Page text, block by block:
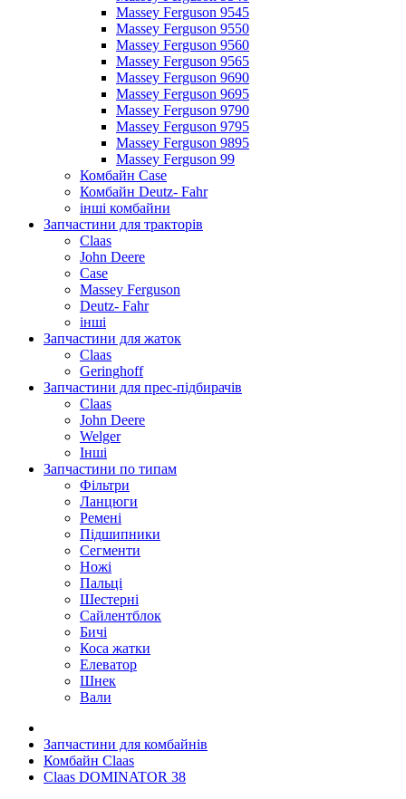
Massey Ferguson 9545
Massey Ferguson 9550
Massey Ferguson 9560
Massey Ferguson 9565
Massey Ferguson 9690
Massey Ferguson 9695
Massey Ferguson 9790
Massey Ferguson 9795
Massey Ferguson 9895
Massey Ferguson 99
Комбайн Case
Комбайн Deutz- Fahr
інші комбайни
Запчастини для тракторів
Claas
John Deere
Case
Massey Ferguson
Deutz- Fahr
інші
Запчастини для жаток
Claas
Geringhoff
Запчастини для прес-підбирачів
Claas
John Deere
Welger
Інші
Запчастини по типам
Фільтри
Ланцюги
Ремені
Підшипники
Сегменти
Ножі
Пальці
Шестерні
Сайлентблок
Бичі
Коса жатки
Елеватор
Шнек
Вали
Запчастини для комбайнів
Комбайн Claas
Claas DOMINATOR 38